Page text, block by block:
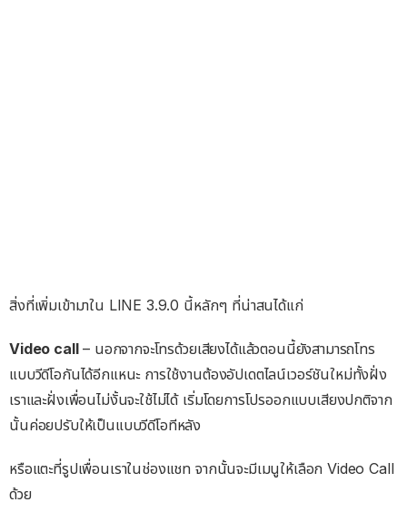
สิ่งที่เพิ่มเข้ามาใน LINE 3.9.0 นี้หลักๆ ที่น่าสนได้แก่
Video call– นอกจากจะโทรด้วยเสียงได้แล้วตอนนี้ยังสามารถโทร
แบบวีดีโอกันได้อีกแหนะ การใช้งานต้องอัปเดตไลน์เวอร์ชันใหม่ทั้งฝั่ง
เราและฝั่งเพื่อนไม่งั้นจะใช้ไม่ได้ เริ่มโดยการโปรออกแบบเสียงปกติจาก
นั้นค่อยปรับให้เป็นแบบวีดีโอทีหลัง
หรือแตะที่รูปเพื่อนเราในช่องแชท จากนั้นจะมีเมนูให้เลือก Video Call
ด้วย